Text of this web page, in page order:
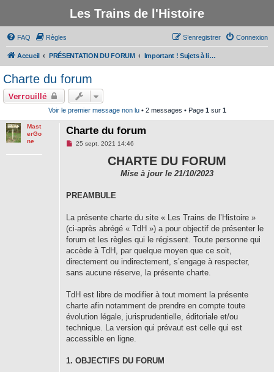
Les Trains de l'Histoire
FAQ Règles Connexion
S’enregistrer
Accueil PRÉSENTATION DU FORUM Important ! Sujets à lire avant de participer au forum
Charte du forum
Verrouillé
Voir le premier message non lu• 2 messages • Page 1sur 1
Mast
erGo
ne
Charte du forum
M
n
l
25 sept. 2021 14:46
CHARTE DU FORUM
Mise à jour le 21/10/2023
PREAMBULE
La présente charte du site « Les Trains de l’Histoire »
(ci-après abrégé « TdH ») a pour objectif de présenter le
forum et les règles qui le régissent. Toute personne qui
accède à TdH, par quelque moyen que ce soit,
directement ou indirectement, s’engage à respecter,
sans aucune réserve, la présente charte.
TdH est libre de modifier à tout moment la présente
charte afin notamment de prendre en compte toute
évolution légale, jurisprudentielle, éditoriale et/ou
technique. La version qui prévaut est celle qui est
accessible en ligne.
1. OBJECTIFS DU FORUM